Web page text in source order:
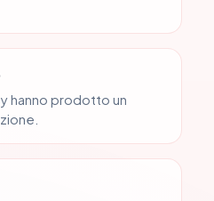
hanno prodotto un